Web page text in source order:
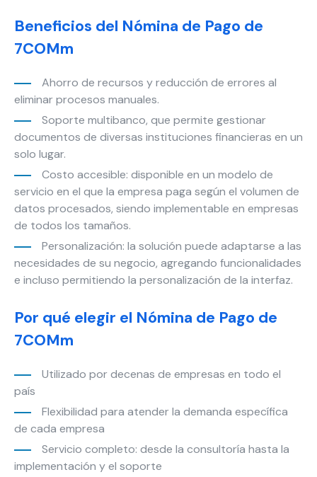
Beneficios del Nómina de Pago de
7COMm
Ahorro de recursos y reducción de errores al
eliminar procesos manuales.
Soporte multibanco, que permite gestionar
documentos de diversas instituciones financieras en un
solo lugar.
Costo accesible: disponible en un modelo de
servicio en el que la empresa paga según el volumen de
datos procesados, siendo implementable en empresas
de todos los tamaños.
Personalización: la solución puede adaptarse a las
necesidades de su negocio, agregando funcionalidades
e incluso permitiendo la personalización de la interfaz.
Por qué elegir el Nómina de Pago de
7COMm
Utilizado por decenas de empresas en todo el
país
Flexibilidad para atender la demanda específica
de cada empresa
Servicio completo: desde la consultoría hasta la
implementación y el soporte
de la web, en
base a cómo
se usa la
Experiencia
Para que
nuestra web
mejor posible
durante tu
visita. Si
rechaza estas
cookies,
funcionalidades
desaparecerán
Marketing
intereses y
comportamiento
mientras visitas
nuestro sitio,
aumentas la
posibilidad de
ver contenido y